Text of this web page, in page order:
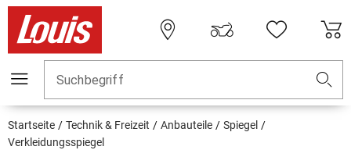
Suchbegriff
Startseite Technik & Freizeit Anbauteile
Spiegel
Verkleidungsspiegel